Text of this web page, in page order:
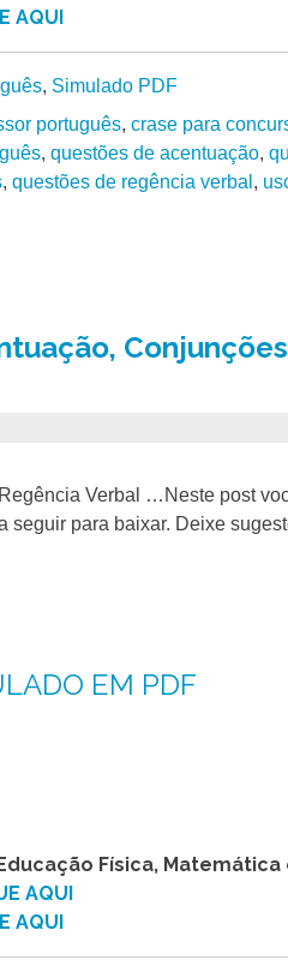
AQUI
, Simulado PDF
português, crase para
, questões de acentuação,
, questões de regência verbal ,
Verbal …Neste post
para baixar. Deixe
EM PDF
Física, Matemática
AQUI
AQUI